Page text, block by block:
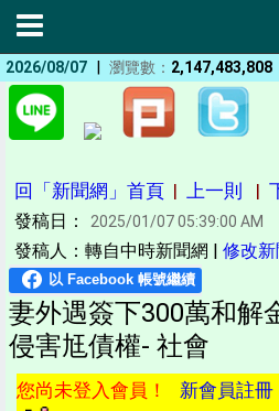
2026/08/07 | 瀏覽數： 2,147,483,808
回「新聞網」首頁 | 上一則 |
發稿日： 2025/01/07 05:39:00 AM
發稿人：轉自中時新聞網 | 修改
妻外遇簽下300萬和解
侵害尪債權- 社會
您尚未登入會員！ 新會員註冊